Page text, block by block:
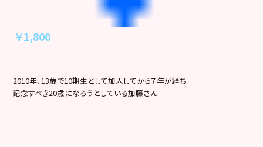
￥1,800
2010年、13歳で10期生として加入してから７年が経ち
記念すべき20歳になろうとしている加藤さん